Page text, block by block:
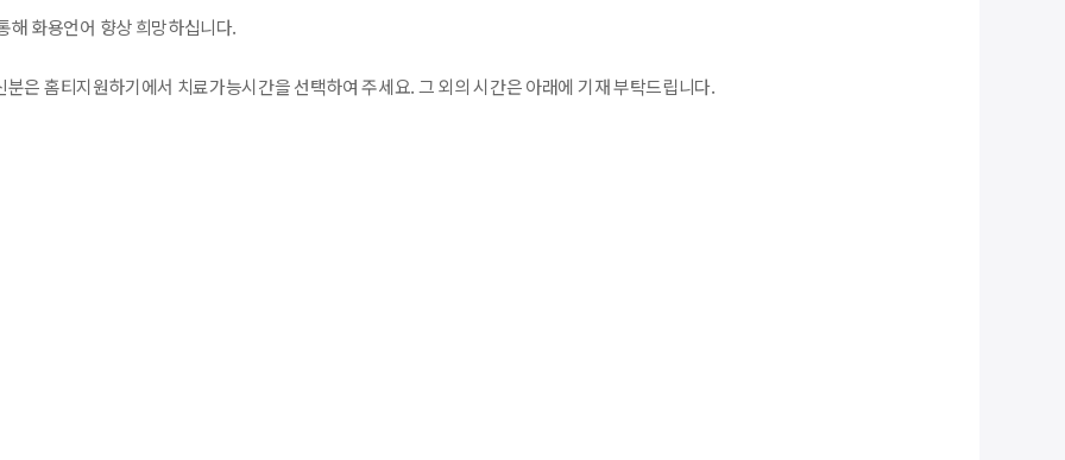
해 화용언어 향상 희망하십니다.
분은 홈티지원하기에서 치료가능시간을 선택하여 주세요. 그 외의 시간은 아래에 기재 부탁드립니다.